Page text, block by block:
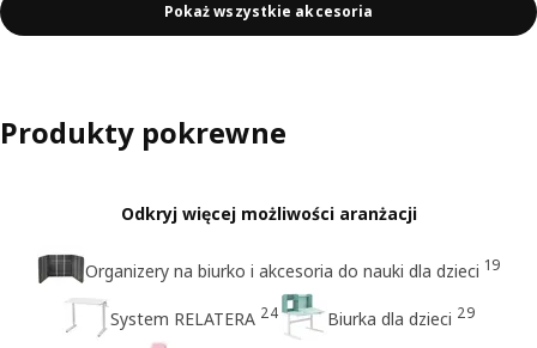
Pokaż wszystkie akcesoria
Produkty pokrewne
Odkryj więcej możliwości aranżacji
Organizery na biurko i akcesoria do nauki dla dzieci 19
System RELATERA 24 Biurka dla dzieci 29